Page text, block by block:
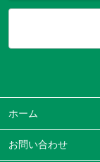
ホーム
お問い合わせ